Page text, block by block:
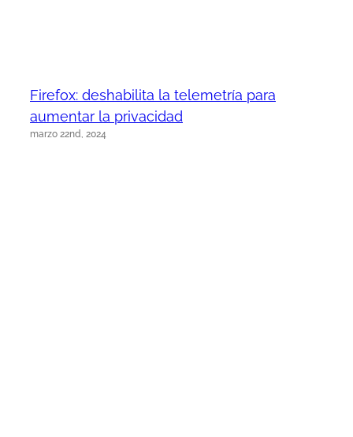
Firefox: deshabilita la telemetría para
aumentar la privacidad
marzo 22nd, 2024